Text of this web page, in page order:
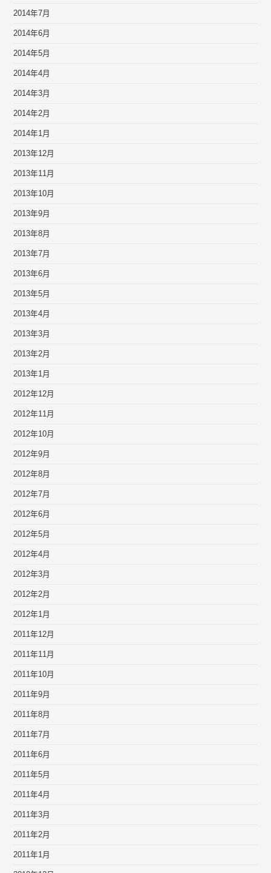
2014年7月
2014年6月
2014年5月
2014年4月
2014年3月
2014年2月
2014年1月
2013年12月
2013年11月
2013年10月
2013年9月
2013年8月
2013年7月
2013年6月
2013年5月
2013年4月
2013年3月
2013年2月
2013年1月
2012年12月
2012年11月
2012年10月
2012年9月
2012年8月
2012年7月
2012年6月
2012年5月
2012年4月
2012年3月
2012年2月
2012年1月
2011年12月
2011年11月
2011年10月
2011年9月
2011年8月
2011年7月
2011年6月
2011年5月
2011年4月
2011年3月
2011年2月
2011年1月